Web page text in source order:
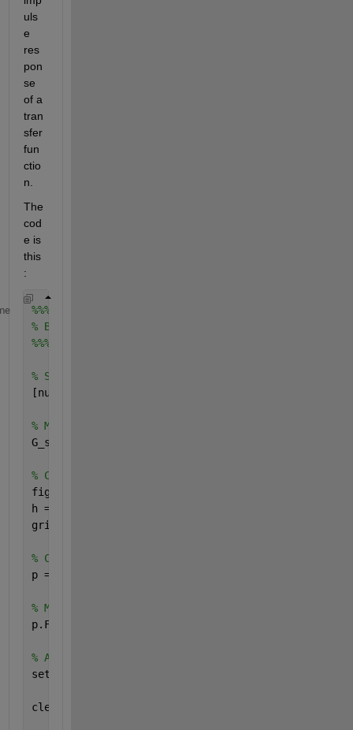
uls
e
res
pon
se
of a
tran
sfer
fun
ctio
n.
The
cod
e is
this
:
% BODE PLOT OF SUSPENTIONS TRANSFER FUNCTION
% Suspentions Transfer Function
[num, den] = suspension(240, 16e3, 980, 36, 160e3);
% Make Suspentions Transfer Function
G_s = tf(num, den);
% Create a Bode plot with plot handle h
figure(
h = bodeplot(G_s);
grid;
% Create a plot options handle p
p = getoptions(h);
% Modify frequency units
p.FreqUnits =
% Apply plot options to the Bode plot and render
setoptions(h, p);
clear